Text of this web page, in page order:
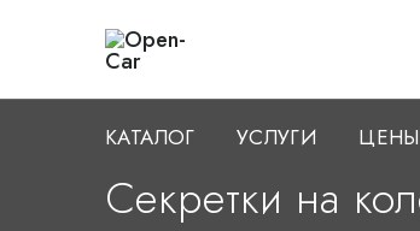
КАТАЛОГ УСЛУГИ ЦЕНЫ
Секретки на